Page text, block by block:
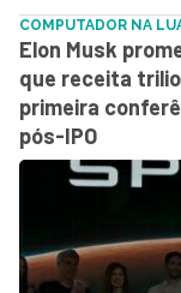
COMPUTADOR NA
Elon Musk
que receita
primeira
pós-IPO